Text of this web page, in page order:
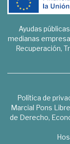
Ayudas
medianas
Recuperación,
Política de
Marcial Pons
de Derecho,